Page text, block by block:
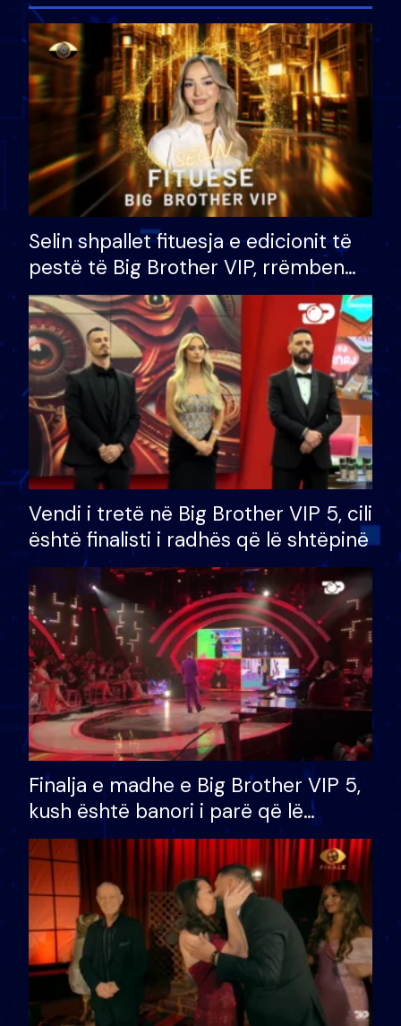
Selin shpallet fituesja e edicionit të
pestë të Big Brother VIP, rrëmben
çmimin e madh prej 100 mijë eurosh
Vendi i tretë në Big Brother VIP 5, cili
është finalisti i radhës që lë shtëpinë
Finalja e madhe e Big Brother VIP 5,
kush është banori i parë që lë
shtëpinë dhe humb mundësinë për
të fituar çmimin e madh